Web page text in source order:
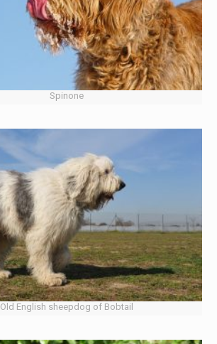
Spinone
Old English sheepdog of Bobtail